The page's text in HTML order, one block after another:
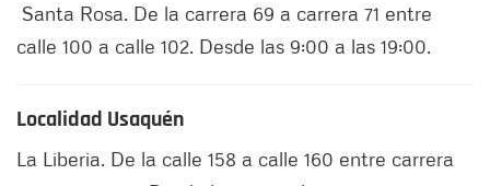
Santa Rosa. De la carrera 69 a carrera 71 entre
calle 100 a calle 102. Desde las 9:00 a las 19:00.
Localidad Usaquén
La Liberia. De la calle 158 a calle 160 entre carrera